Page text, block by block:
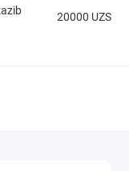
20000 UZS